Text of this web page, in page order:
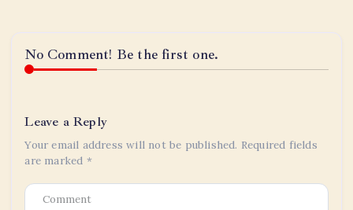
No Comment! Be the first one.
Leave a Reply
Your email address will not be published. Required fields
are marked *